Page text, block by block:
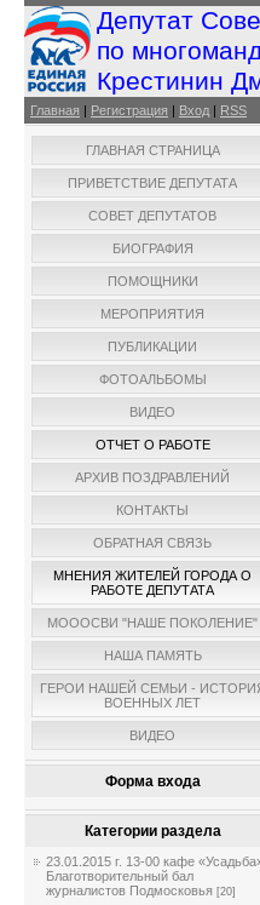
Депутат
по
Крестинин
Главная | Регистрация | Вход | RSS
ГЛАВНАЯ СТРАНИЦА
ПРИВЕТСТВИЕ ДЕПУТАТА
СОВЕТ ДЕПУТАТОВ
БИОГРАФИЯ
ПОМОЩНИКИ
МЕРОПРИЯТИЯ
ПУБЛИКАЦИИ
ФОТОАЛЬБОМЫ
ВИДЕО
ОТЧЕТ О РАБОТЕ
АРХИВ ПОЗДРАВЛЕНИЙ
КОНТАКТЫ
ОБРАТНАЯ СВЯЗЬ
МНЕНИЯ ЖИТЕЛЕЙ ГОРОДА О
РАБОТЕ ДЕПУТАТА
МОООСВИ "НАШЕ ПОКОЛЕНИЕ"
НАША ПАМЯТЬ
ГЕРОИ НАШЕЙ СЕМЬИ -
ВОЕННЫХ ЛЕТ
ВИДЕО
Форма входа
Категории раздела
23.01.2015 г. 13-00 кафе
Благотворительный бал
журналистов Подмосковья [20]